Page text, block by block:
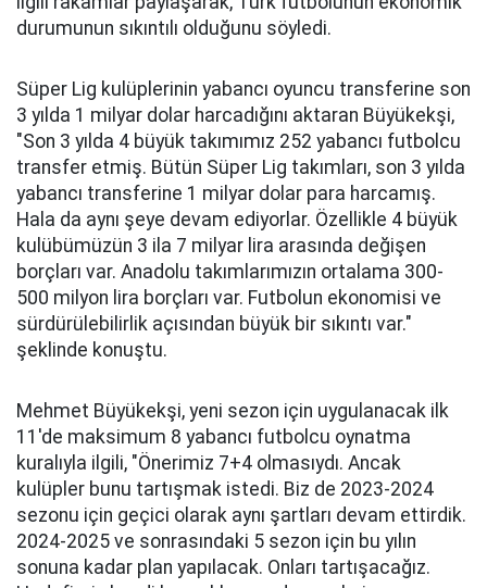
durumunun sıkıntılı olduğunu söyledi.
Süper Lig kulüplerinin yabancı oyuncu transferine son
3 yılda 1 milyar dolar harcadığını aktaran Büyükekşi,
"Son 3 yılda 4 büyük takımımız 252 yabancı futbolcu
transfer etmiş. Bütün Süper Lig takımları, son 3 yılda
yabancı transferine 1 milyar dolar para harcamış.
Hala da aynı şeye devam ediyorlar. Özellikle 4 büyük
kulübümüzün 3 ila 7 milyar lira arasında değişen
borçları var. Anadolu takımlarımızın ortalama 300-
500 milyon lira borçları var. Futbolun ekonomisi ve
sürdürülebilirlik açısından büyük bir sıkıntı var."
şeklinde konuştu.
Mehmet Büyükekşi, yeni sezon için uygulanacak ilk
11'de maksimum 8 yabancı futbolcu oynatma
kuralıyla ilgili, "Önerimiz 7+4 olmasıydı. Ancak
kulüpler bunu tartışmak istedi. Biz de 2023-2024
sezonu için geçici olarak aynı şartları devam ettirdik.
2024-2025 ve sonrasındaki 5 sezon için bu yılın
sonuna kadar plan yapılacak. Onları tartışacağız.